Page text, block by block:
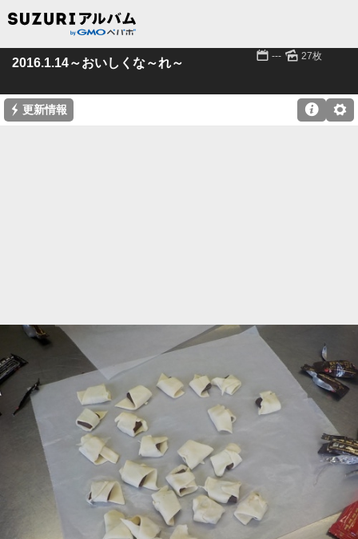
2016.1.14～おいしくな～れ～ 📅 --- 🌄 27枚
⚡ 更新情報 ⚙
